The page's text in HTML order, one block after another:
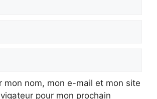
mon nom, mon e-mail et mon site
pour mon prochain